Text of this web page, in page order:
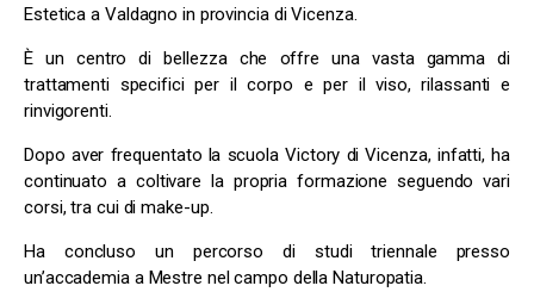
Estetica a Valdagno in provincia di Vicenza.
È un centro di bellezza che offre una vasta gamma di
trattamenti specifici per il corpo e per il viso, rilassanti e
rinvigorenti.
Dopo aver frequentato la scuola Victory di Vicenza, infatti, ha
continuato a coltivare la propria formazione seguendo vari
corsi, tra cui di make-up.
Ha concluso un percorso di studi triennale presso
un’accademia a Mestre nel campo della Naturopatia.